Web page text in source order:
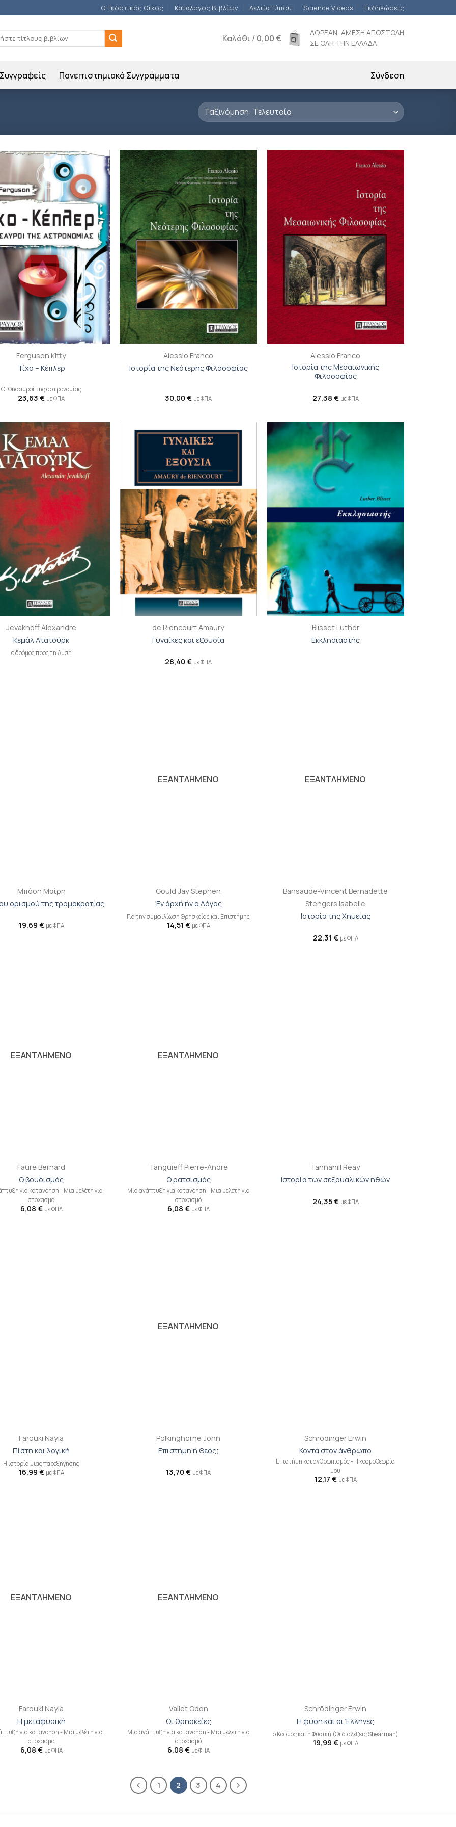
Ο Εκδοτικός Οίκος Κατάλογος Βιβλίων Δελτία Τύπου Science Videos Εκδηλώσεις
Καλάθι /0,00€
ΔΩΡΕΑΝ, ΑΜΕΣΗ ΑΠΟΣΤΟΛΗ
ΣΕ ΟΛΗ ΤΗΝ ΕΛΛΑΔΑ
Συγγραφείς Πανεπιστημιακά Συγγράμματα Σύνδεση
Προσθήκη
βιβλίου
στη λίστα
επιθυμιών
Ferguson Kitty
Τίχο – Κέπλερ
Οι θησαυροί της αστρονομίας
23,63€ με ΦΠΑ
Προσθήκη
βιβλίου
στη λίστα
επιθυμιών
+
Alessio Franco
Ιστορία της Νεότερης Φιλοσοφίας
30,00€ με ΦΠΑ
Προσθήκη
βιβλίου
στη λίστα
επιθυμιών
+
Alessio Franco
Ιστορία της Μεσαιωνικής
Φιλοσοφίας
27,38 € με ΦΠΑ
Προσθήκη
βιβλίου
στη λίστα
επιθυμιών
Jevakhoff Alexandre
Κεμάλ Ατατούρκ
ο δρόμος προς τη Δύση
επιθυμιών
de Riencourt Amaury
Γυναίκες και εξουσία
28,40€ με ΦΠΑ
+
Blisset Luther
Εκκλησιαστής
Mπόση Mαίρη
ορισμού της τρομοκρατίας
19,69 € με ΦΠΑ
ΕΞΑΝΤΛΗΜΕΝΟ
Gould Jay Stephen
Έν άρχή ήν ο Λόγος
Για την συμφιλίωση Θρησκείας και Επιστήμης
14,51 € με ΦΠΑ
ΕΞΑΝΤΛΗΜΕΝΟ
Bansaude-Vincent Bernadette
Stengers Isabelle
Ιστορία της Χημείας
22,31 € με ΦΠΑ
ΕΞΑΝΤΛΗΜΕΝΟ
Faure Bernard
Ο βουδισμός
για κατανόηση - Mια μελέτη για
στοχασμό
6,08 € με ΦΠΑ
ΕΞΑΝΤΛΗΜΕΝΟ
Tanguieff Pierre-Andre
Ο ρατσισμός
Μια ανάπτυξη για κατανόηση - Mια μελέτη για
στοχασμό
6,08 € με ΦΠΑ
Tannahill Reay
Ιστορία των σεξουαλικών ηθών
24,35€ με ΦΠΑ
Farouki Nayla
Πίστη και λογική
H ιστορία μιας παρεξήγησης
16,99 € με ΦΠΑ
ΕΞΑΝΤΛΗΜΕΝΟ
Polkinghorne John
Επιστήμη ή Θεός;
13,70€ με ΦΠΑ
Schrödinger Erwin
Κοντά στον άνθρωπο
Επιστήμη και ανθρωπισμός - Η κοσμοθεωρία
μου
12,17 € με ΦΠΑ
ΕΞΑΝΤΛΗΜΕΝΟ
Farouki Nayla
Η μεταφυσική
για κατανόηση - Mια μελέτη για
στοχασμό
6,08 € με ΦΠΑ
ΕΞΑΝΤΛΗΜΕΝΟ
Vallet Odon
Οι θρησκείες
Μια ανάπτυξη για κατανόηση - Mια μελέτη για
στοχασμό
6,08 € με ΦΠΑ
Schrödinger Erwin
Η φύση και οι Έλληνες
ο Κόσμος και η Φυσική (Οι διαλέξεις Shearman)
19,99 € με ΦΠΑ
1 2 3 4